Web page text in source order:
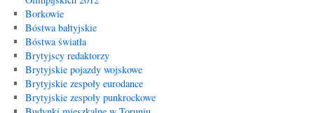
Borkowie
Bóstwa bałtyjskie
Bóstwa światła
Brytyjscy redaktorzy
Brytyjskie pojazdy wojskowe
Brytyjskie zespoły eurodance
Brytyjskie zespoły punkrockowe